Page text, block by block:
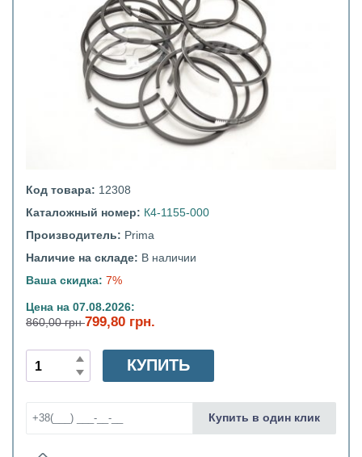
Код товара: 12308
Каталожный номер: К4-1155-000
Производитель: Prima
Наличие на складе: В наличии
Ваша скидка: 7%
Цена на 07.08.2026:
860,00 грн799,80 грн.
КУПИТЬ
Купить в один клик